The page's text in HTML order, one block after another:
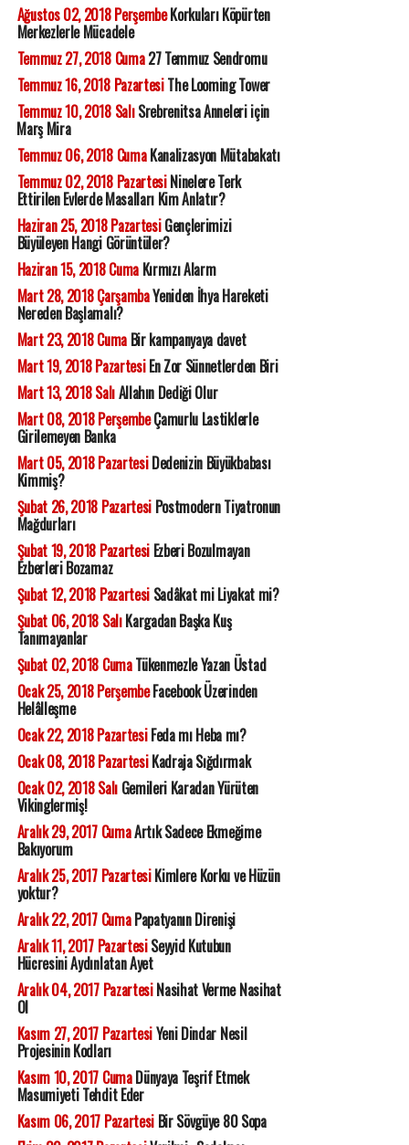
Ağustos 02, 2018 PerşembeKorkuları Köpürten
Merkezlerle Mücadele
Temmuz 27, 2018 Cuma27 Temmuz Sendromu
Temmuz 16, 2018 PazartesiThe Looming Tower
Temmuz 10, 2018 SalıSrebrenitsa Anneleri için
Marş Mira
Temmuz 06, 2018 CumaKanalizasyon Mütabakatı
Temmuz 02, 2018 PazartesiNinelere Terk
Ettirilen Evlerde Masalları Kim Anlatır?
Haziran 25, 2018 PazartesiGençlerimizi
Büyüleyen Hangi Görüntüler?
Haziran 15, 2018 CumaKırmızı Alarm
Mart 28, 2018 ÇarşambaYeniden İhya Hareketi
Nereden Başlamalı?
Mart 23, 2018 CumaBir kampanyaya davet
Mart 19, 2018 PazartesiEn Zor Sünnetlerden Biri
Mart 13, 2018 SalıAllahın Dediği Olur
Mart 08, 2018 PerşembeÇamurlu Lastiklerle
Girilemeyen Banka
Mart 05, 2018 PazartesiDedenizin Büyükbabası
Kimmiş?
Şubat 26, 2018 PazartesiPostmodern Tiyatronun
Mağdurları
Şubat 19, 2018 PazartesiEzberi Bozulmayan
Ezberleri Bozamaz
Şubat 12, 2018 PazartesiSadâkat mi Liyakat mi?
Şubat 06, 2018 SalıKargadan Başka Kuş
Tanımayanlar
Şubat 02, 2018 CumaTükenmezle Yazan Üstad
Ocak 25, 2018 PerşembeFacebook Üzerinden
Helâlleşme
Ocak 22, 2018 PazartesiFeda mı Heba mı?
Ocak 08, 2018 PazartesiKadraja Sığdırmak
Ocak 02, 2018 SalıGemileri Karadan Yürüten
Vikinglermiş!
Aralık 29, 2017 CumaArtık Sadece Ekmeğime
Bakıyorum
Aralık 25, 2017 PazartesiKimlere Korku ve Hüzün
yoktur?
Aralık 22, 2017 CumaPapatyanın Direnişi
Aralık 11, 2017 PazartesiSeyyid Kutubun
Hücresini Aydınlatan Ayet
Aralık 04, 2017 PazartesiNasihat Verme Nasihat
Ol
Kasım 27, 2017 PazartesiYeni Dindar Nesil
Projesinin Kodları
Kasım 10, 2017 CumaDünyaya Teşrif Etmek
Masumiyeti Tehdit Eder
Kasım 06, 2017 PazartesiBir Sövgüye 80 Sopa